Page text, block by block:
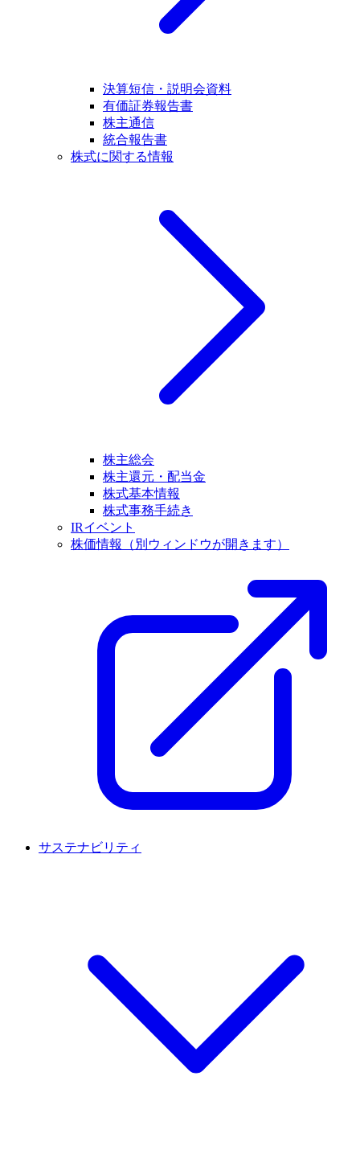
決算短信・説明会資料
有価証券報告書
株主通信
統合報告書
株式に関する情報
株主総会
株主還元・配当金
株式基本情報
株式事務手続き
IRイベント
株価情報
（別ウィンドウが開きます）
サステナビリティ